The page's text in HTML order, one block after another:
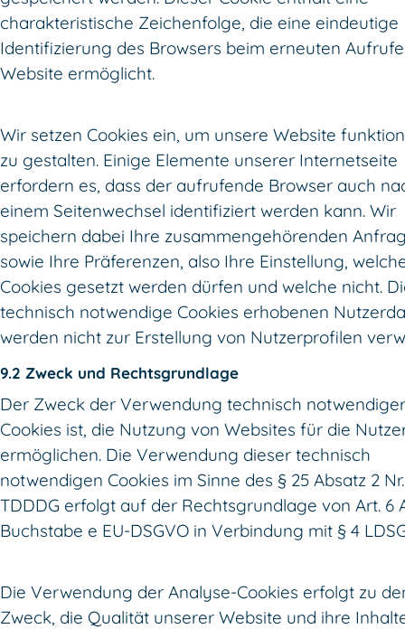
charakteristische Zeichenfolge, die eine eindeutige
Identifizierung des Browsers beim erneuten
Website ermöglicht.
Wir setzen Cookies ein, um unsere Website
zu gestalten. Einige Elemente unserer Internetseite
erfordern es, dass der aufrufende Browser auch
einem Seitenwechsel identifiziert werden kann. Wir
speichern dabei Ihre zusammengehörenden
sowie Ihre Präferenzen, also Ihre Einstellung,
Cookies gesetzt werden dürfen und welche nicht.
technisch notwendige Cookies erhobenen
werden nicht zur Erstellung von Nutzerprofilen
9.2 Zweck und Rechtsgrundlage
Der Zweck der Verwendung technisch notwendiger
Cookies ist, die Nutzung von Websites für die
ermöglichen. Die Verwendung dieser technisch
notwendigen Cookies im Sinne des § 25 Absatz 2
TDDDG erfolgt auf der Rechtsgrundlage von Art. 6
Buchstabe e EU-DSGVO in Verbindung mit § 4
Die Verwendung der Analyse-Cookies erfolgt zu
Zweck, die Qualität unserer Website und ihre